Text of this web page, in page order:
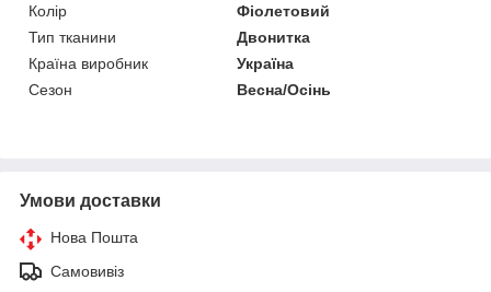
Колір
Фіолетовий
Тип тканини
Двонитка
Країна виробник
Україна
Сезон
Весна/Осінь
Умови доставки
Нова Пошта
Самовивіз